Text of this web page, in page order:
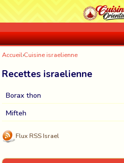
Accueil›Cuisine israelienne
Recettes israelienne
Borax thon
Mifteh
Flux RSS Israel